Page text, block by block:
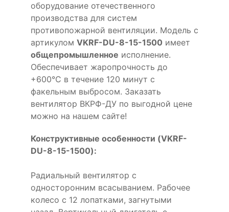
оборудование отечественного
производства для систем
противопожарной вентиляции. Модель с
артикулом VKRF-DU-8-15-1500 имеет
общепромышленное исполнение.
Обеспечивает жаропрочность до
+600°С в течение 120 минут с
факельным выбросом. Заказать
вентилятор ВКРФ-ДУ по выгодной цене
можно на нашем сайте!
Конструктивные особенности (VKRF-
DU-8-15-1500):
Радиальный вентилятор с
односторонним всасыванием. Рабочее
колесо с 12 лопатками, загнутыми